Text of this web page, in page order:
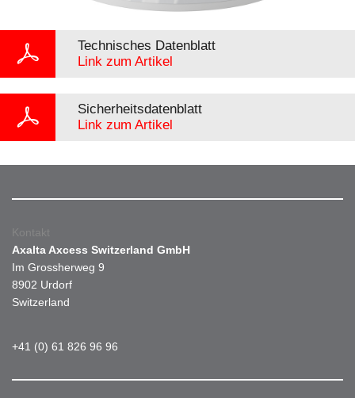
Technisches Datenblatt
Link zum Artikel
Sicherheitsdatenblatt
Link zum Artikel
Kontakt
Axalta Axcess Switzerland GmbH
Im Grossherweg 9
8902 Urdorf
Switzerland
+41 (0) 61 826 96 96